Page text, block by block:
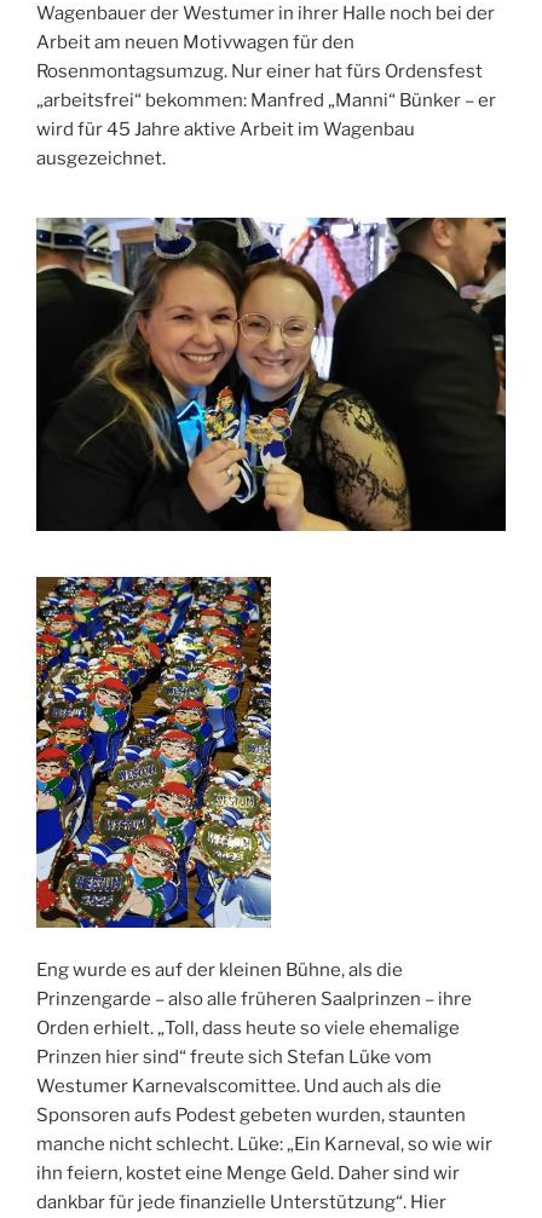
Wagenbauer der Westumer in ihrer Halle noch bei der
Arbeit am neuen Motivwagen für den
Rosenmontagsumzug. Nur einer hat fürs Ordensfest
„arbeitsfrei“ bekommen: Manfred „Manni“ Bünker – er
wird für 45 Jahre aktive Arbeit im Wagenbau
ausgezeichnet.
Eng wurde es auf der kleinen Bühne, als die
Prinzengarde – also alle früheren Saalprinzen – ihre
Orden erhielt. „Toll, dass heute so viele ehemalige
Prinzen hier sind“ freute sich Stefan Lüke vom
Westumer Karnevalscomittee. Und auch als die
Sponsoren aufs Podest gebeten wurden, staunten
manche nicht schlecht. Lüke: „Ein Karneval, so wie wir
ihn feiern, kostet eine Menge Geld. Daher sind wir
dankbar für jede finanzielle Unterstützung“. Hier